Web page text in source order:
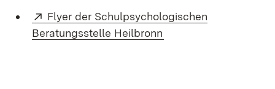
Extern:
Flyer der Schulpsychologischen
Beratungsstelle Heilbronn